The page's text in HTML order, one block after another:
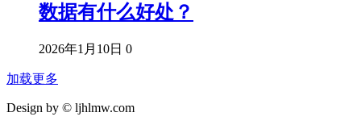
数据有什么好处？
2026年1月10日 0
加载更多
Design by © ljhlmw.com